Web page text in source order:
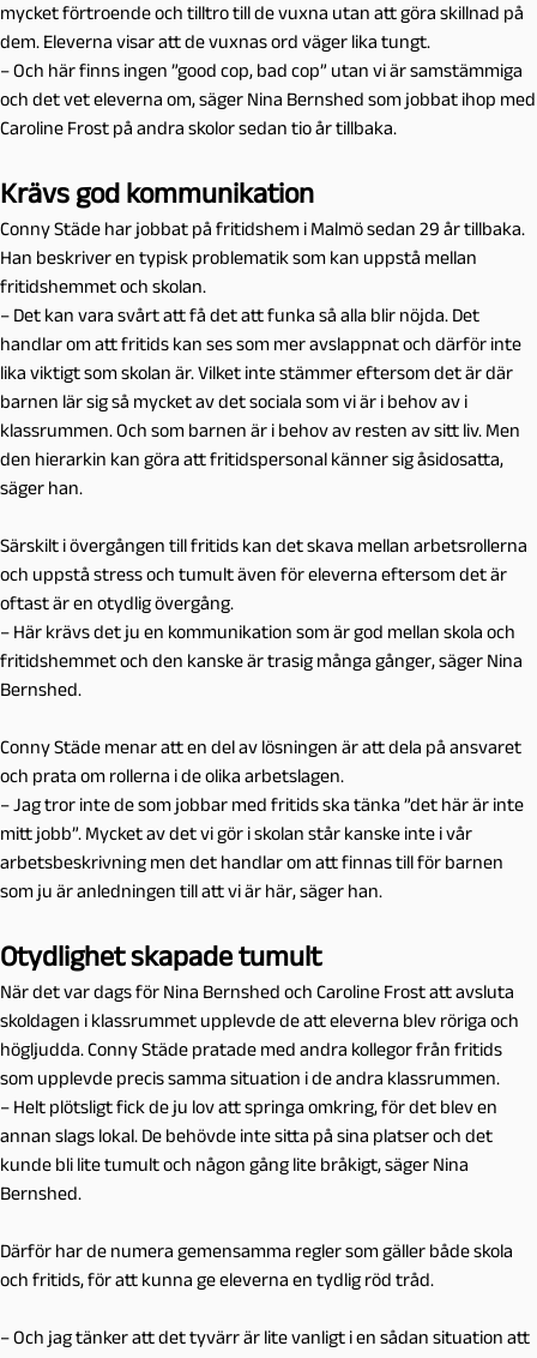
mycket förtroende och tilltro till de vuxna utan att göra skillnad på
dem. Eleverna visar att de vuxnas ord väger lika tungt.
– Och här finns ingen ”good cop, bad cop” utan vi är samstämmiga
och det vet eleverna om, säger Nina Bernshed som jobbat ihop med
Caroline Frost på andra skolor sedan tio år tillbaka.
Krävs god kommunikation
Conny Städe har jobbat på fritidshem i Malmö sedan 29 år tillbaka.
Han beskriver en typisk problematik som kan uppstå mellan
fritidshemmet och skolan.
– Det kan vara svårt att få det att funka så alla blir nöjda. Det
handlar om att fritids kan ses som mer avslappnat och därför inte
lika viktigt som skolan är. Vilket inte stämmer eftersom det är där
barnen lär sig så mycket av det sociala som vi är i behov av i
klassrummen. Och som barnen är i behov av resten av sitt liv. Men
den hierarkin kan göra att fritidspersonal känner sig åsidosatta,
säger han.
Särskilt i övergången till fritids kan det skava mellan arbetsrollerna
och uppstå stress och tumult även för eleverna eftersom det är
oftast är en otydlig övergång.
– Här krävs det ju en kommunikation som är god mellan skola och
fritidshemmet och den kanske är trasig många gånger, säger Nina
Bernshed.
Conny Städe menar att en del av lösningen är att dela på ansvaret
och prata om rollerna i de olika arbetslagen.
– Jag tror inte de som jobbar med fritids ska tänka ”det här är inte
mitt jobb”. Mycket av det vi gör i skolan står kanske inte i vår
arbetsbeskrivning men det handlar om att finnas till för barnen
som ju är anledningen till att vi är här, säger han.
Otydlighet skapade tumult
När det var dags för Nina Bernshed och Caroline Frost att avsluta
skoldagen i klassrummet upplevde de att eleverna blev röriga och
högljudda. Conny Städe pratade med andra kollegor från fritids
som upplevde precis samma situation i de andra klassrummen.
– Helt plötsligt fick de ju lov att springa omkring, för det blev en
annan slags lokal. De behövde inte sitta på sina platser och det
kunde bli lite tumult och någon gång lite bråkigt, säger Nina
Bernshed.
Därför har de numera gemensamma regler som gäller både skola
och fritids, för att kunna ge eleverna en tydlig röd tråd.
– Och jag tänker att det tyvärr är lite vanligt i en sådan situation att